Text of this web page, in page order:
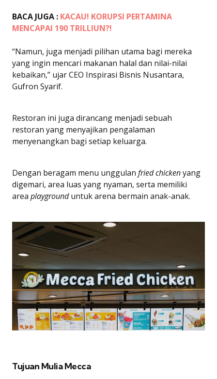
BACA JUGA : KACAU! KORUPSI PERTAMINA
MENCAPAI 190 TRILLIUN?!
“Namun, juga menjadi pilihan utama bagi mereka
yang ingin mencari makanan halal dan nilai-nilai
kebaikan,” ujarCEO Inspirasi Bisnis Nusantara,
Gufron Syarif.
Restoran ini juga dirancang menjadi sebuah
restoran yang menyajikan pengalaman
menyenangkan bagi setiap keluarga.
Dengan beragam menu unggulan fried chickenyang
digemari, area luas yang nyaman, serta memiliki
area playgrounduntuk arena bermain anak-anak.
Tujuan Mulia Mecca